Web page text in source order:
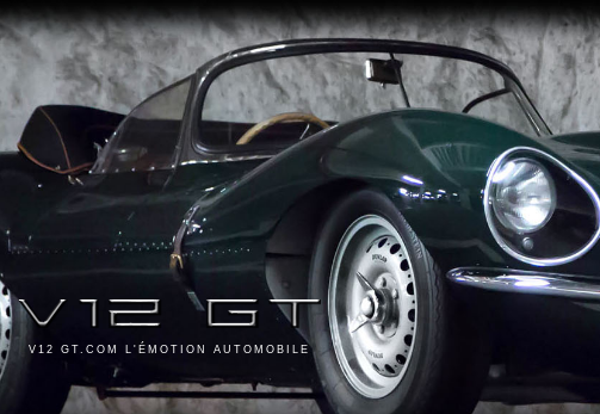
V12 GT.COM L'ÉMOTION AUTOMOBILE